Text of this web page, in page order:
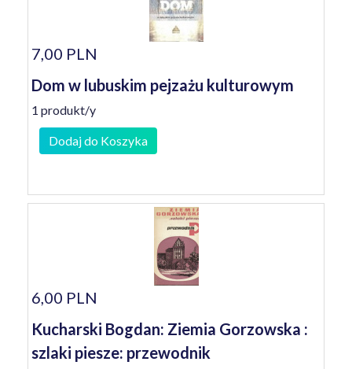
7,00 PLN
Dom w lubuskim pejzażu kulturowym
1 produkt/y
Dodaj do Koszyka
6,00 PLN
Kucharski Bogdan: Ziemia Gorzowska :
szlaki piesze: przewodnik